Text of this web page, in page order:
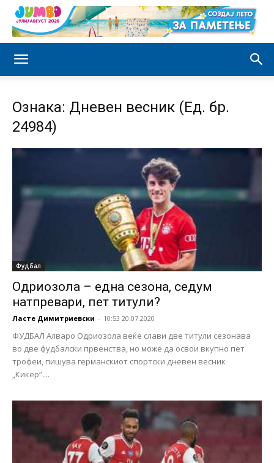
Ознака: Дневен весник (Ед. бр.
24984)
Фудбал
Одриозола – една сезона, седум
натпревари, пет титули?
Ласте Димитриевски - 10:53 20.07.2020
ФУДБАЛ Алваро Одриозола веќе слави две титули сезонава
во две фудбалски првенства, но може да освои вкупно пет
трофеи, пишува германскиот спортски дневен весник
„Кикер“....